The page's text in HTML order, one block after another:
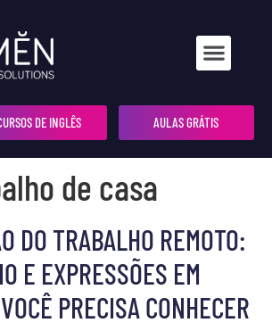
DE INGLÊS AULAS GRÁTIS
de casa
DO TRABALHO REMOTO:
E EXPRESSÕES EM
PRECISA CONHECER